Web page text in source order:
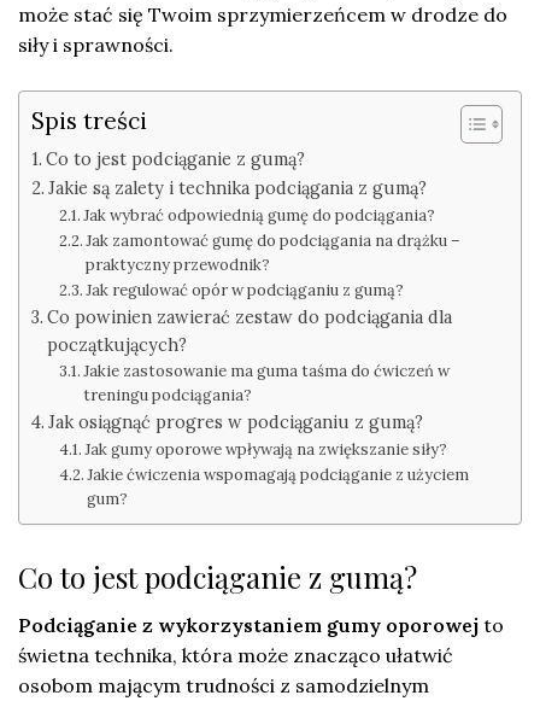
może stać się Twoim sprzymierzeńcem w drodze do
siły i sprawności.
Spis treści
Co to jest podciąganie z gumą?
Jakie są zalety i technika podciągania z gumą?
Jak wybrać odpowiednią gumę do podciągania?
Jak zamontować gumę do podciągania na drążku –
praktyczny przewodnik?
Jak regulować opór w podciąganiu z gumą?
Co powinien zawierać zestaw do podciągania dla
początkujących?
Jakie zastosowanie ma guma taśma do ćwiczeń w
treningu podciągania?
Jak osiągnąć progres w podciąganiu z gumą?
Jak gumy oporowe wpływają na zwiększanie siły?
Jakie ćwiczenia wspomagają podciąganie z użyciem
gum?
Co to jest podciąganie z gumą?
Podciąganie z wykorzystaniem gumy oporowej to
świetna technika, która może znacząco ułatwić
osobom mającym trudności z samodzielnym